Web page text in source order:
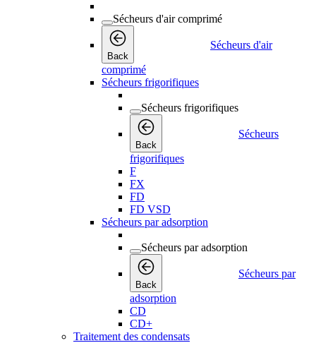
Sécheurs d'air comprimé
Back
Sécheurs d'air
comprimé
Sécheurs frigorifiques
Sécheurs frigorifiques
Back
Sécheurs
frigorifiques
F
FX
FD
FD VSD
Sécheurs par adsorption
Sécheurs par adsorption
Back
Sécheurs par
adsorption
CD
CD+
Traitement des condensats